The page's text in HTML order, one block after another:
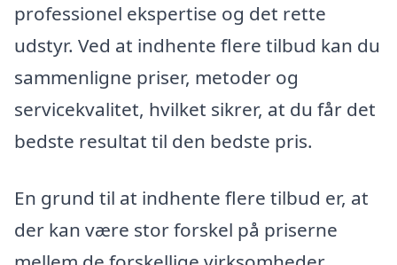
professionel ekspertise og det rette
udstyr. Ved at indhente flere tilbud kan du
sammenligne priser, metoder og
servicekvalitet, hvilket sikrer, at du får det
bedste resultat til den bedste pris.
En grund til at indhente flere tilbud er, at
der kan være stor forskel på priserne